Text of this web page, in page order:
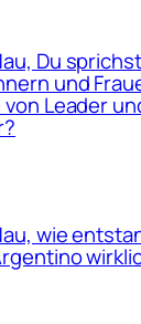
Du
und
Leader
wie